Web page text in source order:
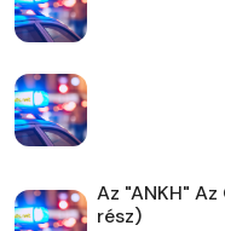
Az "ANKH"
rész)